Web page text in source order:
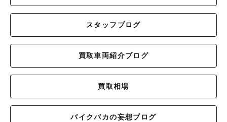
スタッフブログ
買取車両紹介ブログ
買取相場
バイクバカの妄想ブログ